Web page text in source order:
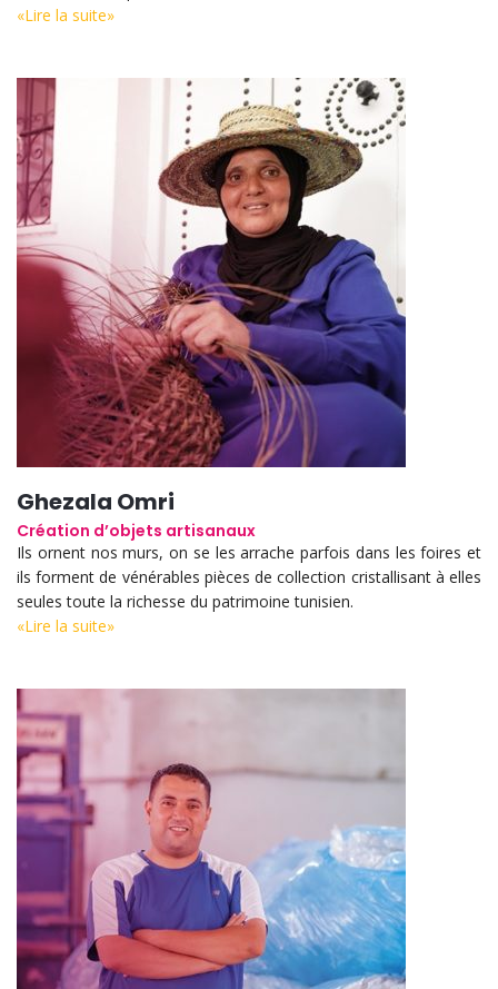
«Lire la suite»
Ghezala Omri
Création d’objets artisanaux
Ils ornent nos murs, on se les arrache parfois dans les foires et
ils forment de vénérables pièces de collection cristallisant à elles
seules toute la richesse du patrimoine tunisien.
«Lire la suite»